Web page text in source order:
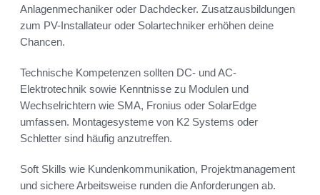
Anlagenmechaniker oder Dachdecker. Zusatzausbildungen
zum PV-Installateur oder Solartechniker erhöhen deine
Chancen.
Technische Kompetenzen sollten DC- und AC-
Elektrotechnik sowie Kenntnisse zu Modulen und
Wechselrichtern wie SMA, Fronius oder SolarEdge
umfassen. Montagesysteme von K2 Systems oder
Schletter sind häufig anzutreffen.
Soft Skills wie Kundenkommunikation, Projektmanagement
und sichere Arbeitsweise runden die Anforderungen ab.